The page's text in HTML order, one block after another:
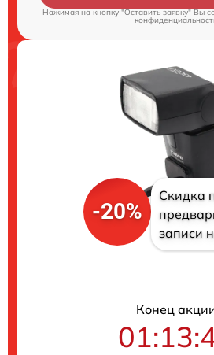
Нажимая на кнопку "Оставить заявку" Вы
-20%
Скидка
записи
Конец